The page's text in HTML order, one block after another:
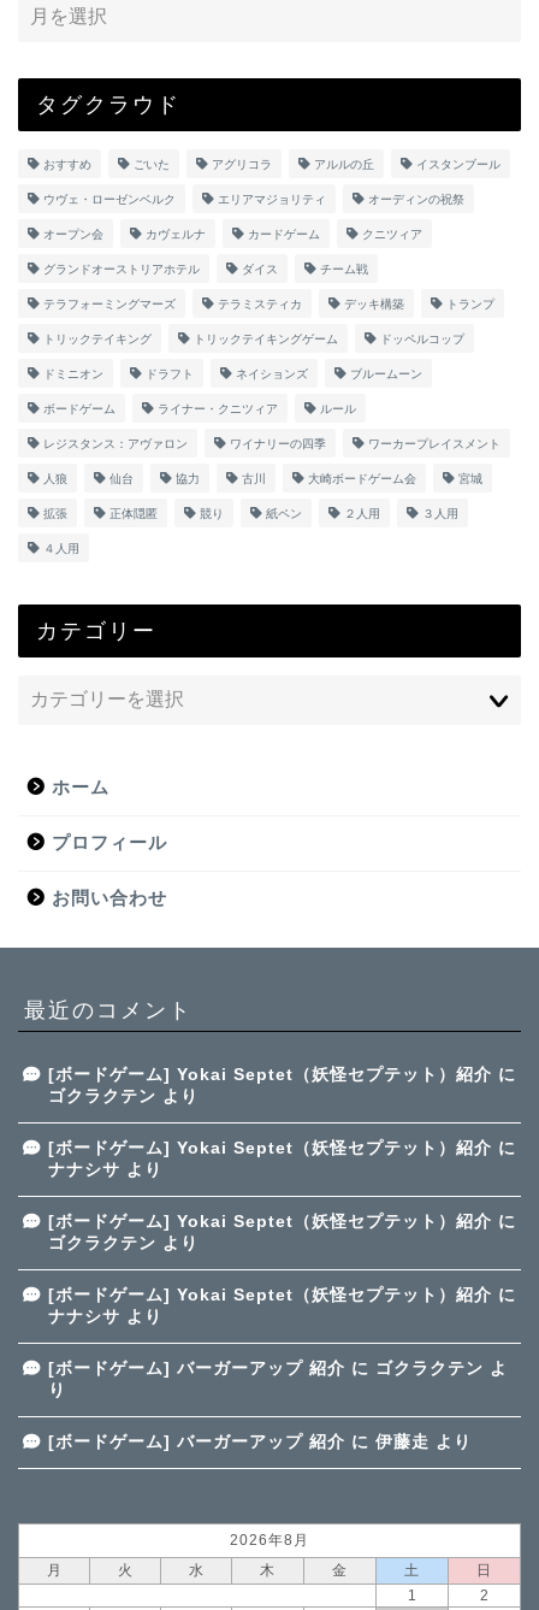
タグクラウド
おすすめ ごいた アグリコラ アルルの丘 イスタンブール
ウヴェ・ローゼンベルク エリアマジョリティ オーディンの祝祭
オープン会 カヴェルナ カードゲーム クニツィア
グランドオーストリアホテル ダイス チーム戦
テラフォーミングマーズ テラミスティカ デッキ構築 トランプ
トリックテイキング トリックテイキングゲーム ドッペルコップ
ドミニオン ドラフト ネイションズ ブルームーン
ボードゲーム ライナー・クニツィア ルール
レジスタンス：アヴァロン ワイナリーの四季 ワーカープレイスメント
人狼 仙台 協力 古川 大崎ボードゲーム会 宮城
拡張 正体隠匿 競り 紙ペン ２人用 ３人用
４人用
カテゴリー
ホーム
プロフィール
お問い合わせ
最近のコメント
[ボードゲーム] Yokai Septet（妖怪セプテット）紹介 に
ゴクラクテン より
[ボードゲーム] Yokai Septet（妖怪セプテット）紹介 に
ナナシサ より
[ボードゲーム] Yokai Septet（妖怪セプテット）紹介 に
ゴクラクテン より
[ボードゲーム] Yokai Septet（妖怪セプテット）紹介 に
ナナシサ より
[ボードゲーム] バーガーアップ 紹介 に ゴクラクテン よ
り
[ボードゲーム] バーガーアップ 紹介 に 伊藤走 より
2026年8月
月
火 水 木 金 土
日
1
2